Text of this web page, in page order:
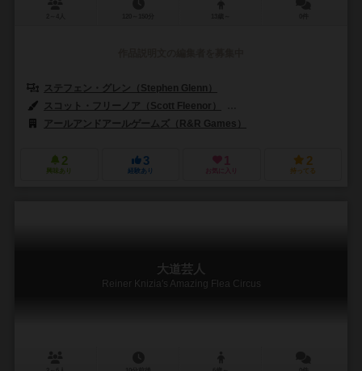
ステフェン・グレン（Stephen Glenn）
スコット・フリーノア（Scott Fleenor）
アールアンドアールゲームズ（R&R Games）
2
興味あり
3
経験あり
1
お気に入り
2
持ってる
大道芸人
Reiner Knizia's Amazing Flea Circus